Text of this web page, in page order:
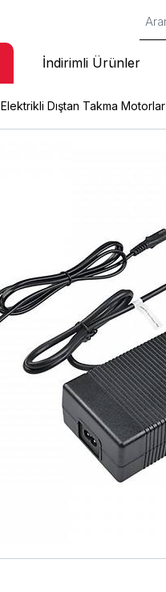
İndirimli Ürünler
Elektrikli Dıştan Takma Motorlar